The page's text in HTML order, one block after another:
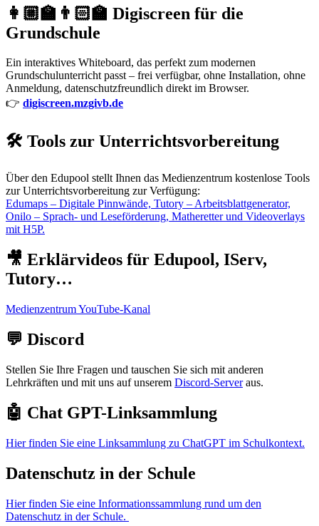
👩🏼‍🏫👨🏻‍🏫 Digiscreen für die
Grundschule
Ein interaktives Whiteboard, das perfekt zum modernen
Grundschulunterricht passt – frei verfügbar, ohne Installation, ohne
Anmeldung, datenschutzfreundlich direkt im Browser.
👉 digiscreen.mzgivb.de
🛠️ Tools zur Unterrichtsvorbereitung
Über den Edupool stellt Ihnen das Medienzentrum kostenlose Tools
zur Unterrichtsvorbereitung zur Verfügung:
Edumaps – Digitale Pinnwände, Tutory – Arbeitsblattgenerator,
Onilo – Sprach- und Leseförderung, Matheretter und Videoverlays
mit H5P.
🎥 Erklärvideos für Edupool, IServ,
Tutory…
Medienzentrum YouTube-Kanal
💬 Discord
Stellen Sie Ihre Fragen und tauschen Sie sich mit anderen
Lehrkräften und mit uns auf unserem Discord-Serveraus.
🤖 Chat GPT-Linksammlung
Hier finden Sie eine Linksammlung zu ChatGPT im Schulkontext.
Datenschutz in der Schule
Hier finden Sie eine Informationssammlung rund um den
Datenschutz in der Schule.